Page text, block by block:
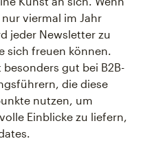
viermal im Jahr
jeder Newsletter zu
sich freuen können.
gut bei B2B-
die diese
nutzen, um
Einblicke zu liefern,